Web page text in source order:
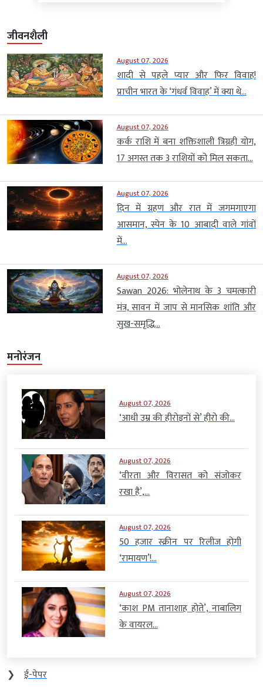
जीवनशैली
August 07, 2026
शादी से पहले प्यार और फिर विवाह!
प्राचीन भारत के ‘गंधर्व विवाह’ में क्या थे...
August 07, 2026
कर्क राशि में बना शक्तिशाली त्रिग्रही योग,
17 अगस्त तक 3 राशियों को मिल सकता...
August 07, 2026
दिन में ग्रहण और रात में जगमगाएगा
आसमान, स्पेन के 10 आबादी वाले गांवों
में...
August 07, 2026
Sawan 2026: भोलेनाथ के 3 चमत्कारी
मंत्र, सावन में जाप से मानसिक शांति और
सुख-समृद्धि...
मनोरंजन
August 07, 2026
‘आधी उम्र की हीरोइनों से’ हीरो की...
August 07, 2026
‘वीरता और विरासत को संजोकर
रखा है’,...
August 07, 2026
50 हजार स्क्रीन पर रिलीज होगी
‘रामायण’!...
August 07, 2026
‘काश PM तानाशाह होते’, नाबालिग
के वायरल...
❯
ई-पेपर